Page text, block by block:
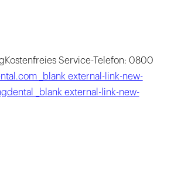
Service-Telefon: 0800
_blank external-link-new-
_blank external-link-new-